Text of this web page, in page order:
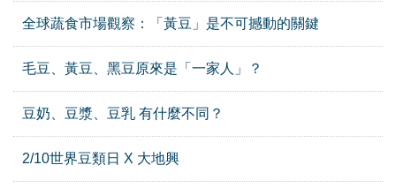
全球蔬食市場觀察：「黃豆」是不可撼動的關鍵
毛豆、黃豆、黑豆原來是「一家人」？
豆奶、豆漿、豆乳 有什麼不同？
2/10世界豆類日 X 大地興